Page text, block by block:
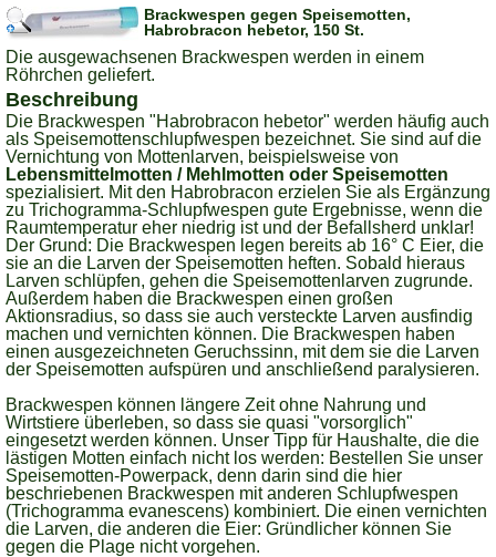
Brackwespen gegen Speisemotten,
Habrobracon hebetor, 150 St.
Die ausgewachsenen Brackwespen werden in einem
Röhrchen geliefert.
Beschreibung
Die Brackwespen "Habrobracon hebetor" werden häufig auch
als Speisemottenschlupfwespen bezeichnet. Sie sind auf die
Vernichtung von Mottenlarven, beispielsweise von
Lebensmittelmotten / Mehlmotten oder Speisemotten
spezialisiert. Mit den Habrobracon erzielen Sie als Ergänzung
zu Trichogramma-Schlupfwespen gute Ergebnisse, wenn die
Raumtemperatur eher niedrig ist und der Befallsherd unklar!
Der Grund: Die Brackwespen legen bereits ab 16° C Eier, die
sie an die Larven der Speisemotten heften. Sobald hieraus
Larven schlüpfen, gehen die Speisemottenlarven zugrunde.
Außerdem haben die Brackwespen einen großen
Aktionsradius, so dass sie auch versteckte Larven ausfindig
machen und vernichten können. Die Brackwespen haben
einen ausgezeichneten Geruchssinn, mit dem sie die Larven
der Speisemotten aufspüren und anschließend paralysieren.
Brackwespen können längere Zeit ohne Nahrung und
Wirtstiere überleben, so dass sie quasi "vorsorglich"
eingesetzt werden können. Unser Tipp für Haushalte, die die
lästigen Motten einfach nicht los werden: Bestellen Sie unser
Speisemotten-Powerpack, denn darin sind die hier
beschriebenen Brackwespen mit anderen Schlupfwespen
(Trichogramma evanescens) kombiniert. Die einen vernichten
die Larven, die anderen die Eier: Gründlicher können Sie
gegen die Plage nicht vorgehen.